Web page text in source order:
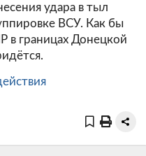
удара в тыл
ВСУ. Как бы
в границах Донецкой